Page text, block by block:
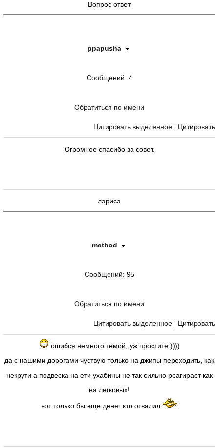
Вопрос ответ
ppapusha
Сообщений: 4
Обратиться по имени
Цитировать выделенное | Цитировать
Огромное спасибо за совет.
лариса
method
Сообщений: 95
Обратиться по имени
Цитировать выделенное | Цитировать
ошибся немного темой, уж простите ))))
да с нашими дорогами чуствую только на джипы переходить, как
некрути а подвеска на ети ухабины не так сильно реагирает как
на легковых!
вот только бы еще денег кто отвалил